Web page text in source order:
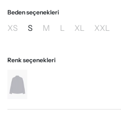
Beden seçenekleri
XS S M L XL XXL
Renk seçenekleri